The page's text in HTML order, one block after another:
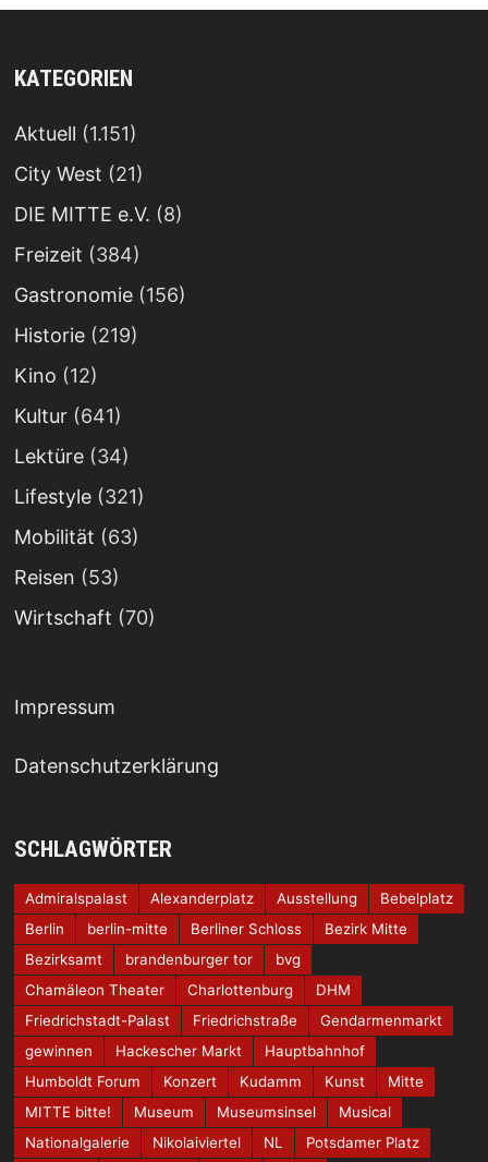
KATEGORIEN
Aktuell (1.151)
City West (21)
DIE MITTE e.V. (8)
Freizeit (384)
Gastronomie(156)
Historie(219)
Kino (12)
Kultur(641)
Lektüre(34)
Lifestyle(321)
Mobilität (63)
Reisen (53)
Wirtschaft (70)
Impressum
Datenschutzerklärung
SCHLAGWÖRTER
Admiralspalast Alexanderplatz Ausstellung
Bebelplatz
Berlin
berlin-mitte Berliner Schloss
Bezirk Mitte
Bezirksamt
brandenburger tor
bvg
Chamäleon Theater
Charlottenburg
DHM
Friedrichstadt-Palast
Friedrichstraße
Gendarmenmarkt
gewinnen
Hackescher Markt
Hauptbahnhof
Humboldt Forum
Konzert Kudamm Kunst
Mitte
MITTE bitte!
Museum Museumsinsel
Musical
Nationalgalerie
Nikolaiviertel NL Potsdamer Platz